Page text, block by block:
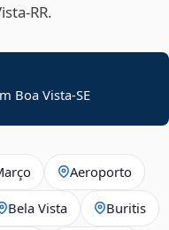
Boa Vista-SE
Aeroporto
Bela Vista Buritis